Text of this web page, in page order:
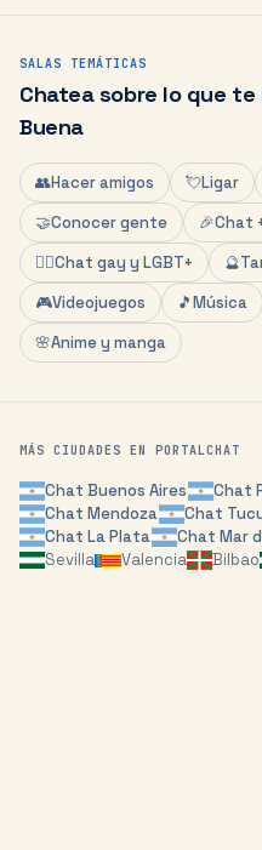
SALAS TEMÁTICAS
Chatea sobre lo que
Buena
👥Hacer amigos 💘Ligar
🤝Conocer gente 🎉Chat
🏳️‍🌈Chat gay y LGBT+ 🔮
🎮Videojuegos 🎵Música
🌸Anime y manga
MÁS CIUDADES EN PORTALCHAT
ChatBuenos Aires Chat
ChatMendoza Chat
ChatLa Plata Chat Mar
Sevilla
Valencia Bilbao